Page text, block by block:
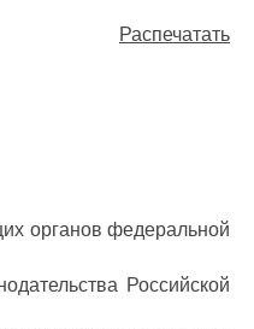
Распечатать
органов федеральной
Российской